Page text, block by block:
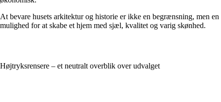
At bevare husets arkitektur og historie er ikke en begrænsning, men en
mulighed for at skabe et hjem med sjæl, kvalitet og varig skønhed.
Højtryksrensere – et neutralt overblik over udvalget